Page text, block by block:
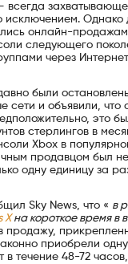
всегда
исключением.
онлайн-
следующего
через
были
сети и объявили, что
это
стерлингов в
Xbox в
продавцом был
одну единицу за
Sky News, что « в
Xна короткое время в
продажу,
приобрели
в течение 48-72